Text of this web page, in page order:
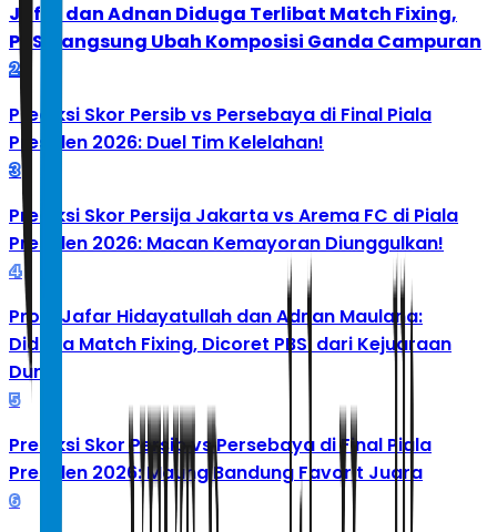
Jafar dan Adnan Diduga Terlibat Match Fixing,
PBSI Langsung Ubah Komposisi Ganda Campuran
2
Prediksi Skor Persib vs Persebaya di Final Piala
Presiden 2026: Duel Tim Kelelahan!
3
Prediksi Skor Persija Jakarta vs Arema FC di Piala
Presiden 2026: Macan Kemayoran Diunggulkan!
4
Profil Jafar Hidayatullah dan Adnan Maulana:
Diduga Match Fixing, Dicoret PBSI dari Kejuaraan
Dunia
5
Prediksi Skor Persib vs Persebaya di Final Piala
Presiden 2026: Maung Bandung Favorit Juara
6